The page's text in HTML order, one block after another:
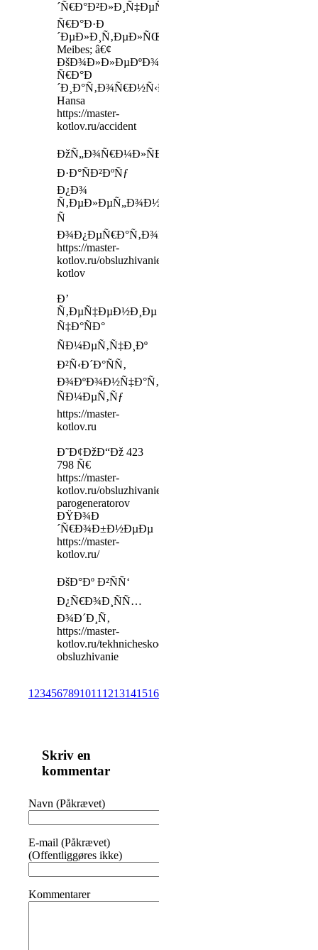
´Ñ€Ð°Ð²Ð»Ð¸Ñ‡ÐµÑÐºÐ¸Ð¹
Ñ€Ð°Ð·Ð
´ÐµÐ»Ð¸Ñ‚ÐµÐ»ÑŒ
Meibes; â€¢
ÐšÐ¾Ð»Ð»ÐµÐºÐ¾Ñ€
Ñ€Ð°Ð
´Ð¸Ð°Ñ‚Ð¾Ñ€Ð½Ñ‹Ð¹
Hansa
https://master-
kotlov.ru/accident
ÐžÑ„Ð¾Ñ€Ð¼Ð»ÑÐµÑ‚Ðµ
Ð·Ð°ÑÐ²ÐºÑƒ
Ð¿Ð¾
Ñ‚ÐµÐ»ÐµÑ„Ð¾Ð½Ñƒ
Ñ
Ð¾Ð¿ÐµÑ€Ð°Ñ‚Ð¾Ñ€Ð¾Ð¼
https://master-
kotlov.ru/obsluzhivanie-
kotlov
Ð’
Ñ‚ÐµÑ‡ÐµÐ½Ð¸Ðµ
Ñ‡Ð°ÑÐ°
ÑÐ¼ÐµÑ‚Ñ‡Ð¸Ðº
Ð²Ñ‹Ð´Ð°ÑÑ‚
Ð¾ÐºÐ¾Ð½Ñ‡Ð°Ñ‚ÐµÐ»ÑŒÐ½ÑƒÑŽ
ÑÐ¼ÐµÑ‚Ñƒ
https://master-
kotlov.ru
Ð˜Ð¢ÐžÐ“Ðž 423
798 Ñ€
https://master-
kotlov.ru/obsluzhivanie-
parogeneratorov
ÐŸÐ¾Ð
´Ñ€Ð¾Ð±Ð½ÐµÐµ
https://master-
kotlov.ru/
ÐšÐ°Ðº Ð²ÑÑ‘
Ð¿Ñ€Ð¾Ð¸ÑÑ…
Ð¾Ð´Ð¸Ñ‚
https://master-
kotlov.ru/tekhnicheskoe-
obsluzhivanie
1 234567891011 1213141516
Skriv en
kommentar
Navn (Påkrævet)
E-mail (Påkrævet)
(Offentliggøres ikke)
Kommentarer